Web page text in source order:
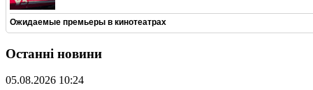
Ожидаемые премьеры в кинотеатрах
Останні новини
05.08.2026 10:24